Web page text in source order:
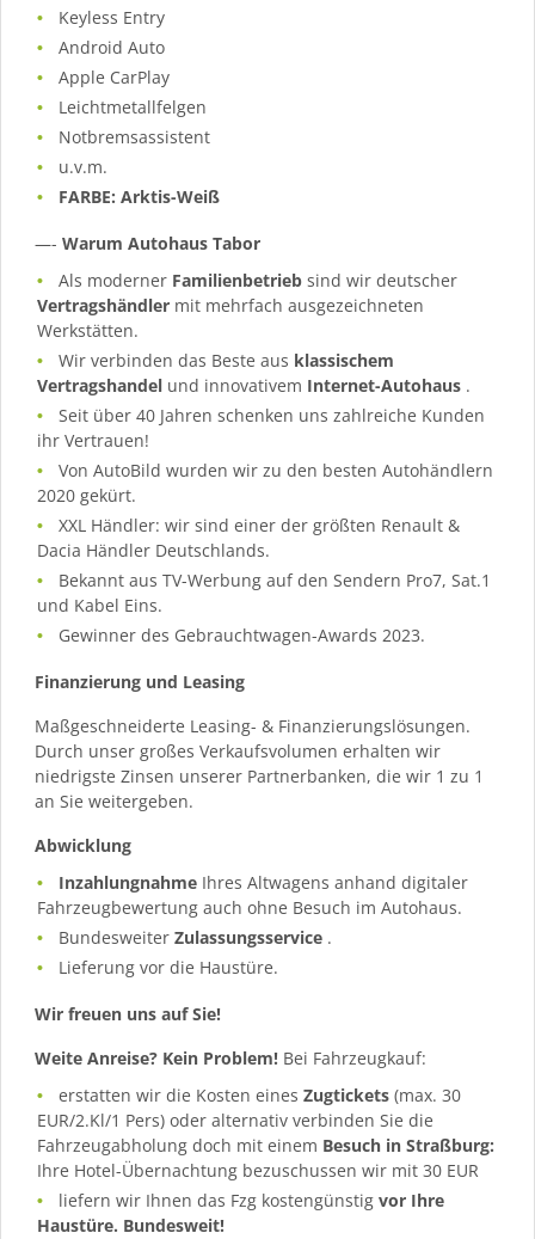
Keyless Entry
Android Auto
Apple CarPlay
Leichtmetallfelgen
Notbremsassistent
u.v.m.
FARBE: Arktis-Weiß
—- Warum Autohaus Tabor
Als moderner Familienbetrieb sind wir deutscher
Vertragshändler mit mehrfach ausgezeichneten
Werkstätten.
Wir verbinden das Beste aus klassischem
Vertragshandel und innovativem Internet-Autohaus .
Seit über 40 Jahren schenken uns zahlreiche Kunden
ihr Vertrauen!
Von AutoBild wurden wir zu den besten Autohändlern
2020 gekürt.
XXL Händler: wir sind einer der größten Renault &
Dacia Händler Deutschlands.
Bekannt aus TV-Werbung auf den Sendern Pro7, Sat.1
und Kabel Eins.
Gewinner des Gebrauchtwagen-Awards 2023.
Finanzierung und Leasing
Maßgeschneiderte Leasing- & Finanzierungslösungen.
Durch unser großes Verkaufsvolumen erhalten wir
niedrigste Zinsen unserer Partnerbanken, die wir 1 zu 1
an Sie weitergeben.
Abwicklung
Inzahlungnahme Ihres Altwagens anhand digitaler
Fahrzeugbewertung auch ohne Besuch im Autohaus.
BundesweiterZulassungsservice .
Lieferung vor die Haustüre.
Wir freuen uns auf Sie!
Weite Anreise? Kein Problem! Bei Fahrzeugkauf:
erstatten wir die Kosten einesZugtickets (max. 30
EUR/2.Kl/1 Pers) oder alternativ verbinden Sie die
Fahrzeugabholung doch mit einem Besuch in Straßburg:
Ihre Hotel-Übernachtung bezuschussen wir mit 30 EUR
liefern wir Ihnen das Fzg kostengünstigvor Ihre
Haustüre. Bundesweit!